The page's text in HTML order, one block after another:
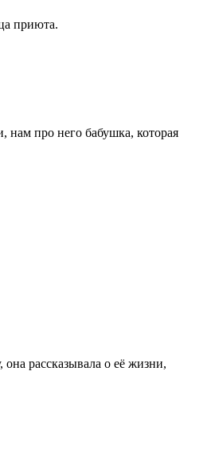
приюта.
нам про него бабушка, которая
рассказывала о её жизни,